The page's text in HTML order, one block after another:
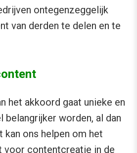
ontegenzeggelijk
van derden te delen en te
het akkoord gaat unieke en
belangrijker worden, al dan
kan ons helpen om het
voor contentcreatie in de